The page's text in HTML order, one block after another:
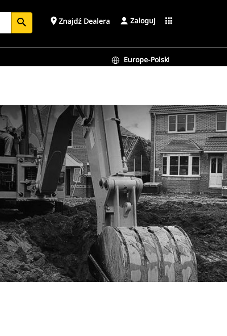
search place Znajdź Dealera Zaloguj apps
Europe-Polski